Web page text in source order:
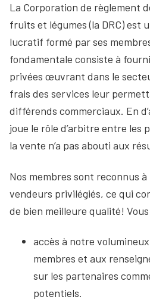
La Corporation de règlement
fruits et légumes (la DRC) est
lucratif formé par ses
fondamentale consiste à
privées œuvrant dans le
frais des services leur
différends commerciaux. En
joue le rôle d’arbitre entre les
la vente n’a pas abouti aux
Nos membres sont reconnus
vendeurs privilégiés, ce qui
de bien meilleure qualité!
accès à notre
membres et aux
sur les partenaires
potentiels.